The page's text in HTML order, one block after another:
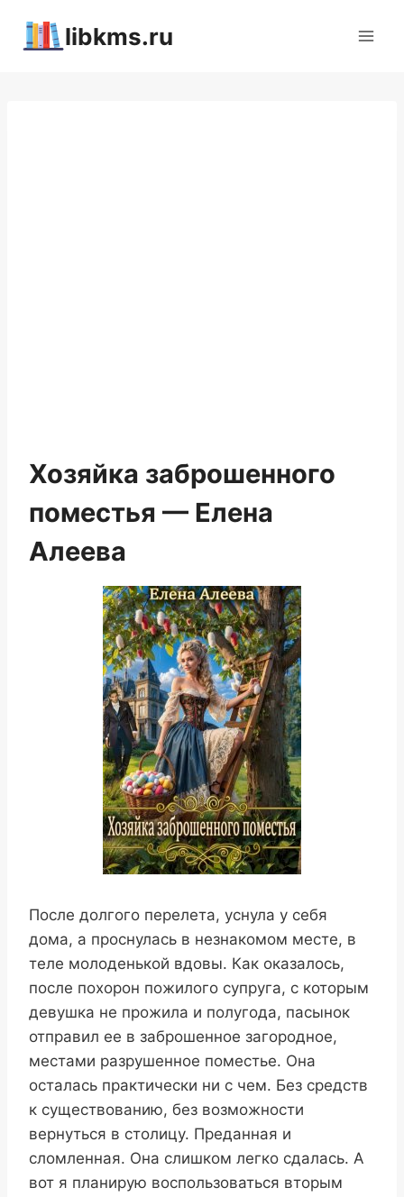
libkms.ru
Хозяйка заброшенного
поместья — Елена
Алеева
После долгого перелета, уснула у себя
дома, а проснулась в незнакомом месте, в
теле молоденькой вдовы. Как оказалось,
после похорон пожилого супруга, с которым
девушка не прожила и полугода, пасынок
отправил ее в заброшенное загородное,
местами разрушенное поместье. Она
осталась практически ни с чем. Без средств
к существованию, без возможности
вернуться в столицу. Преданная и
сломленная. Она слишком легко сдалась. А
вот я планирую воспользоваться вторым